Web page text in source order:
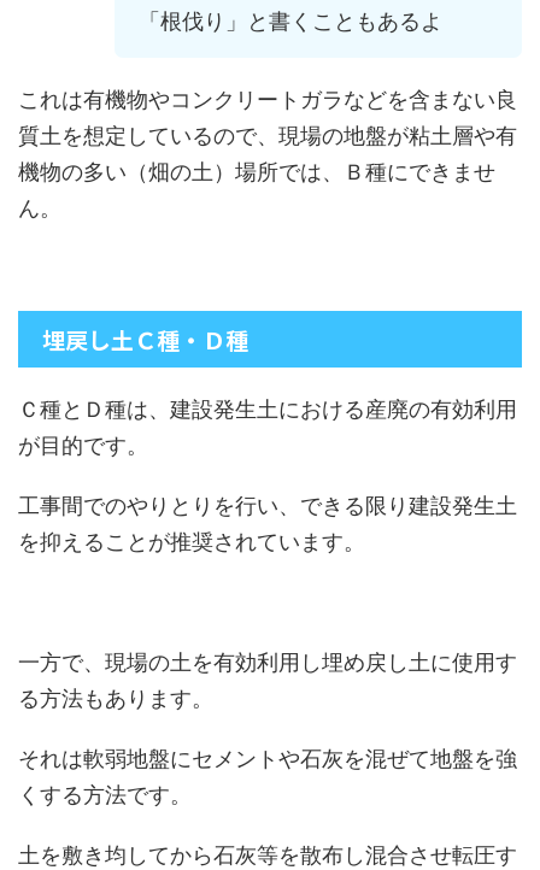
「根伐り」と書くこともあるよ
これは有機物やコンクリートガラなどを含まない良
質土を想定しているので、現場の地盤が粘土層や有
機物の多い（畑の土）場所では、Ｂ種にできませ
ん。
埋戻し土Ｃ種・Ｄ種
Ｃ種とＤ種は、建設発生土における産廃の有効利用
が目的です。
工事間でのやりとりを行い、できる限り建設発生土
を抑えることが推奨されています。
一方で、現場の土を有効利用し埋め戻し土に使用す
る方法もあります。
それは軟弱地盤にセメントや石灰を混ぜて地盤を強
くする方法です。
土を敷き均してから石灰等を散布し混合させ転圧す